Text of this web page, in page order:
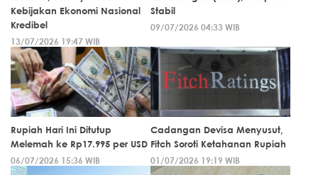
Kebijakan Ekonomi Nasional
Kredibel
13/07/2026 19:47 WIB
Stabil
09/07/2026 04:33 WIB
Rupiah Hari Ini Ditutup
Melemah ke Rp17.995 per USD
06/07/2026 15:36 WIB
Cadangan Devisa Menyusut,
Fitch Soroti Ketahanan Rupiah
01/07/2026 19:19 WIB